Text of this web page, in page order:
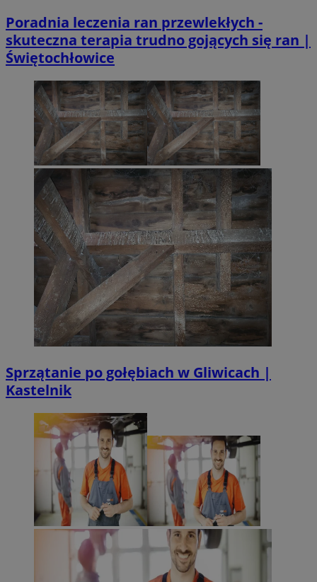
Poradnia leczenia ran przewlekłych -
skuteczna terapia trudno gojących się ran |
Świętochłowice
Sprzątanie po gołębiach w Gliwicach |
Kastelnik